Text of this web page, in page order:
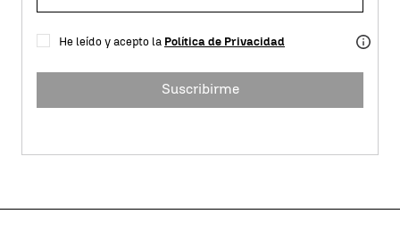
He leído y acepto la Política de Privacidad
Suscribirme